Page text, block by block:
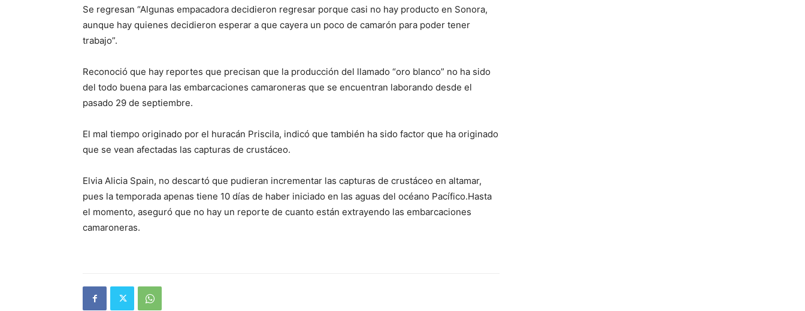
Se regresan “Algunas empacadora decidieron regresar porque casi no hay producto en Sonora,
aunque hay quienes decidieron esperar a que cayera un poco de camarón para poder tener
trabajo”.
Reconoció que hay reportes que precisan que la producción del llamado “oro blanco” no ha sido
del todo buena para las embarcaciones camaroneras que se encuentran laborando desde el
pasado 29 de septiembre.
El mal tiempo originado por el huracán Priscila, indicó que también ha sido factor que ha originado
que se vean afectadas las capturas de crustáceo.
Elvia Alicia Spain, no descartó que pudieran incrementar las capturas de crustáceo en altamar,
pues la temporada apenas tiene 10 días de haber iniciado en las aguas del océano Pacífico.Hasta
el momento, aseguró que no hay un reporte de cuanto están extrayendo las embarcaciones
camaroneras.